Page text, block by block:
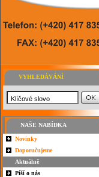
VYHLEDÁVÁNÍ
NAŠE NABÍDKA
Novinky
Doporučujeme
Aktuálně
Píší o nás